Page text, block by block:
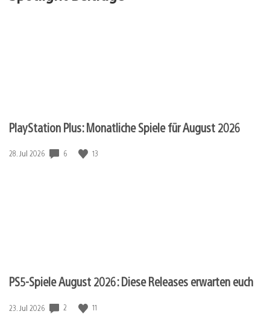
PlayStation Plus: Monatliche Spiele für August 2026
Veröffentlichungsdatum:
28. Jul 2026 6 13
PS5-Spiele August 2026: Diese Releases erwarten euch
Veröffentlichungsdatum:
23. Jul 2026 2 11